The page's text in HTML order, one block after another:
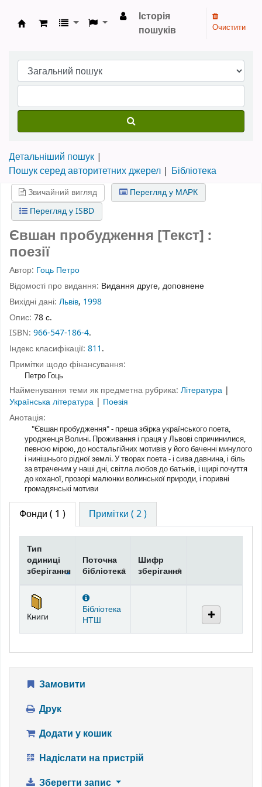
Бібліотека НТШ › Електронний каталог
Історія
пошуків
Очистити
Детальніший пошук
Пошук серед авторитетних джерел
Бібліотека
Звичайний вигляд
Перегляд у МАРК
Перегляд у ISBD
Євшан пробудження [Текст] :
поезії
Автор: Гоць Петро
Відомості про видання: Видання друге, доповнене
Вихідні дані: Львів, 1998
Опис: 78 с.
ISBN: 966-547-186-4.
Індекс класифікації: 811.
Примітки щодо фінансування:
Петро Гоць
Найменування теми як предметна рубрика: Література |
Українська література | Поезія
Анотація:
"Євшан пробудження" - преша збірка українського поета,
уродженця Волині. Проживання і праця у Львові спричинилися,
певною мірою, до ностальгійних мотивів у його баченні минулого
і нинішнього рідної землі. У творах поета - і сива давнина, і біль
за втраченим у наші дні, світла любов до батьків, і щирі почуття
до коханої, прозорі малюнки волинської природи, і поривні
громадянські мотиви
Фонди ( 1 ) Примітки ( 2 )
Фонди
Тип
одиниці
зберігання
Поточна
бібліотека
Шифр
зберігання
Книги
Бібліотека
НТШ
Замовити
Друк
Додати у кошик
Надіслати на пристрій
Зберегти запис